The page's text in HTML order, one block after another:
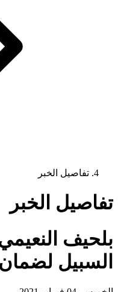
تفاصيل الخبر
تفاصيل الخبر
بلحيف
السبيل